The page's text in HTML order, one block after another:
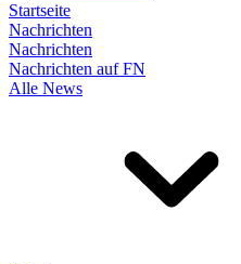
Startseite
Nachrichten
Nachrichten
Nachrichten auf FN
Alle News